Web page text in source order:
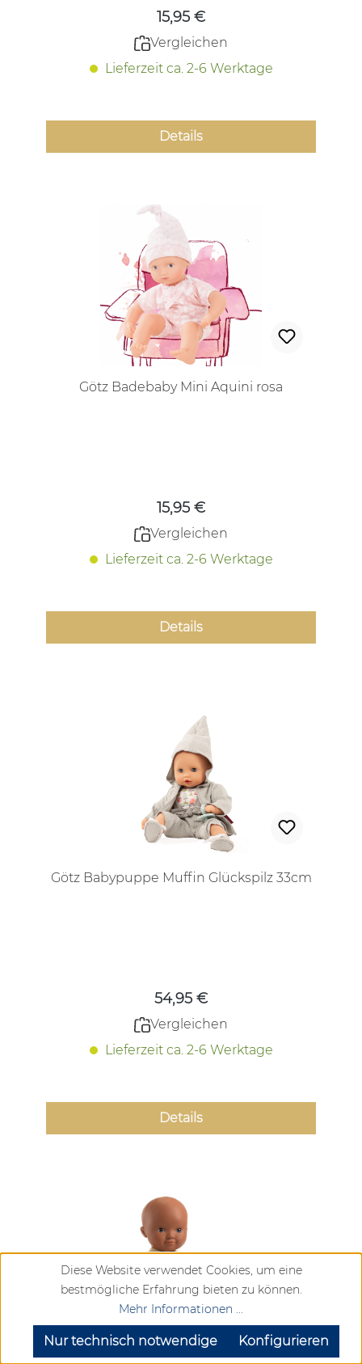
15,95 €
Vergleichen
Lieferzeit ca. 2-6 Werktage
Details
Götz Badebaby Mini Aquini rosa
15,95 €
Vergleichen
Lieferzeit ca. 2-6 Werktage
Details
Götz Babypuppe Muffin Glückspilz 33cm
54,95 €
Vergleichen
Lieferzeit ca. 2-6 Werktage
Details
Diese Website verwendet Cookies, um eine
bestmögliche Erfahrung bieten zu können.
Mehr Informationen ...
Nur technisch notwendige Konfigurieren
SEHR GUT (4.72 / 5)
aus904Bewertungen bei: google.com, trustedshops.de, shopvote.de ⓘ
Informationen zur Echtheit der Bewertungen